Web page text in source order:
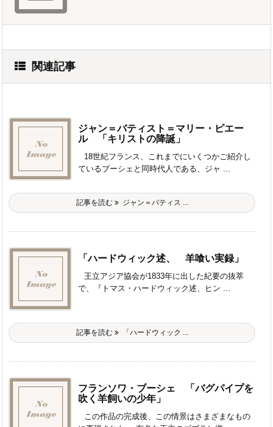
関連記事
ジャン＝バティスト＝マリー・ピエー
ル 「キリストの降誕」
18世紀フランス、これまでにいくつかご紹介し
ているブーシェと同時代人である、ジャ ...
記事を読む ジャン＝バティス ...
「ハードウィック述、 羊喰い実録」
王立アジア協会が1833年に出した紀要の抜萃
で、『トマス・ハードウィック述、ヒン ...
記事を読む 「ハードウィック ...
フランソワ・ブーシェ 「バグパイプを
吹く羊飼いの少年」
この作品の完成後、この情景はさまざまなもの